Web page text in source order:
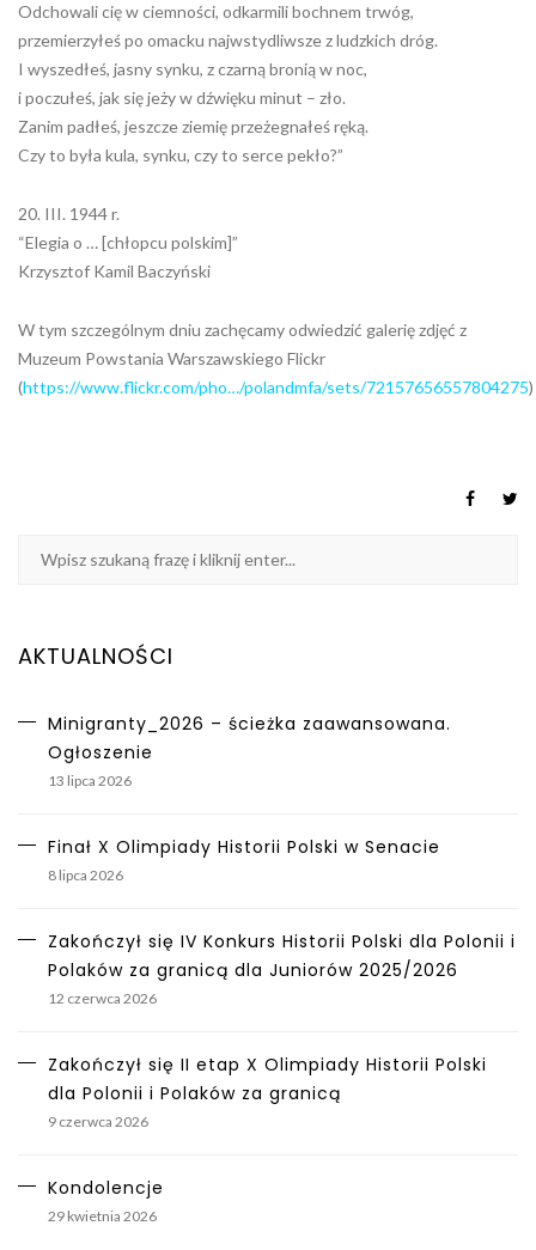
Odchowali cię w ciemności, odkarmili bochnem trwóg,
przemierzyłeś po omacku najwstydliwsze z ludzkich dróg.
I wyszedłeś, jasny synku, z czarną bronią w noc,
i poczułeś, jak się jeży w dźwięku minut – zło.
Zanim padłeś, jeszcze ziemię przeżegnałeś ręką.
Czy to była kula, synku, czy to serce pekło?”
20. III. 1944 r.
“Elegia o … [chłopcu polskim]”
Krzysztof Kamil Baczyński
W tym szczególnym dniu zachęcamy odwiedzić galerię zdjęć z
Muzeum Powstania Warszawskiego Flickr
(https://www.flickr.com/pho…/polandmfa/sets/72157656557804275)
AKTUALNOŚCI
Minigranty_2026 – ścieżka zaawansowana.
Ogłoszenie
13 lipca 2026
Finał X Olimpiady Historii Polski w Senacie
8 lipca 2026
Zakończył się IV Konkurs Historii Polski dla Polonii i
Polaków za granicą dla Juniorów 2025/2026
12 czerwca 2026
Zakończył się II etap X Olimpiady Historii Polski
dla Polonii i Polaków za granicą
9 czerwca 2026
Kondolencje
29 kwietnia 2026